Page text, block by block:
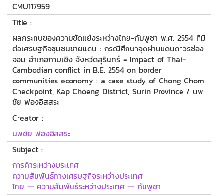
CMU117959
Title :
ผลกระทบของความขัดแย้งระหว่างไทย-กัมพูชา พ.ศ. 2554 ที่มี
ต่อเศรษฐกิจชุมชนชายแดน : กรณีศึกษาจุดผ่านแดนถาวรช่อง
จอม อำเภอกาบเชิง จังหวัดสุรินทร์ = Impact of Thai-
Cambodian conflict in B.E. 2554 on border
communities economy : a case study of Chong Chom
Checkpoint, Kap Choeng District, Surin Province / นพ
ชัย ฟองอิสสระ
Creator :
นพชัย ฟองอิสสระ
Subject :
การค้าระหว่างประเทศ
ความสัมพันธ์ทางเศรษฐกิจระหว่างประเทศ
ไทย -- ความสัมพันธ์ระหว่างประเทศ -- กัมพูชา